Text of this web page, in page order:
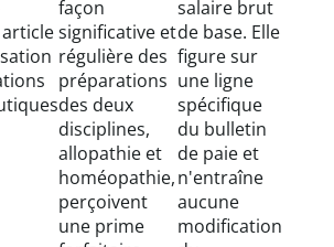
façon
significative et
régulière des
préparations
des deux
disciplines,
allopathie et
homéopathie,
perçoivent
une prime
salaire brut
de base. Elle
figure sur
une ligne
spécifique
du bulletin
de paie et
n'entraîne
aucune
modification